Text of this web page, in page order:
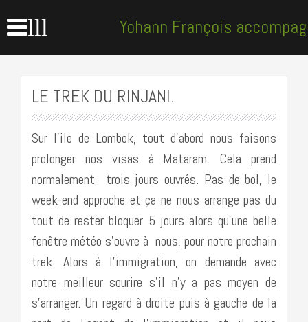
lll Yohann François
LE TREK DU RINJANI.
Sur l’ile de Lombok, tout d’abord nous faisons
prolonger nos visas à Mataram. Cela prend
normalement trois jours ouvrés. Pas de bol, le
week-end approche et ça ne nous arrange pas du
tout de rester bloquer 5 jours alors qu’une belle
fenêtre météo s’ouvre à nous, pour notre prochain
trek. Alors à l’immigration, on demande avec
notre meilleur sourire s’il n’y a pas moyen de
s’arranger. Un regard à droite puis à gauche de la